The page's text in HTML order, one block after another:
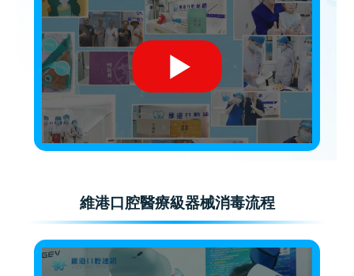
維港口腔醫療級器械消毒流程